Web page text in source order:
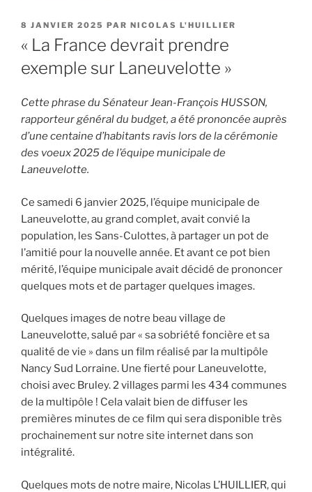
PUBLIÉ
8 JANVIER 2025 PAR NICOLAS L'HUILLIER
« La France devrait prendre
exemple sur Laneuvelotte »
Cette phrase du Sénateur Jean-François HUSSON,
rapporteur général du budget, a été prononcée auprès
d’une centaine d’habitants ravis lors de la cérémonie
des voeux 2025 de l’équipe municipale de
Laneuvelotte.
Ce samedi 6 janvier 2025, l’équipe municipale de
Laneuvelotte, au grand complet, avait convié la
population, les Sans-Culottes, à partager un pot de
l’amitié pour la nouvelle année. Et avant ce pot bien
mérité, l’équipe municipale avait décidé de prononcer
quelques mots et de partager quelques images.
Quelques images de notre beau village de
Laneuvelotte, salué par « sa sobriété foncière et sa
qualité de vie » dans un film réalisé par la multipôle
Nancy Sud Lorraine. Une fierté pour Laneuvelotte,
choisi avec Bruley. 2 villages parmi les 434 communes
de la multipôle ! Cela valait bien de diffuser les
premières minutes de ce film qui sera disponible très
prochainement sur notre site internet dans son
intégralité.
Quelques mots de notre maire, Nicolas L’HUILLIER, qui